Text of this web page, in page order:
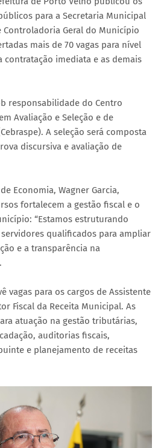
para a Secretaria Municipal
Controladoria Geral do Município
mais de 70 vagas para nível
contratação imediata e as demais
responsabilidade do Centro
Avaliação e Seleção e de
A seleção será composta
discursiva e avaliação de
Economia, Wagner Garcia,
fortalecem a gestão fiscal e o
“Estamos estruturando
qualificados para ampliar
e a transparência na
vagas para os cargos de Assistente
Fiscal da Receita Municipal. As
atuação na gestão tributárias,
auditorias fiscais,
e planejamento de receitas